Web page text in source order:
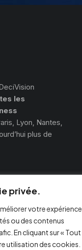
privée.
votre expérience
ou des contenus
En cliquant sur « Tout
utilisation des cookies.
les
Lyon, Nantes,
plus de